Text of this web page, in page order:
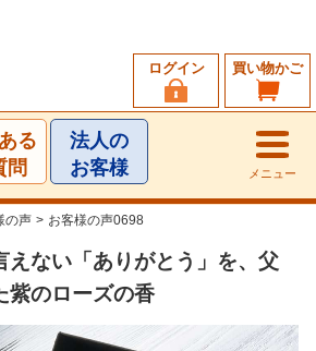
買い物かご
ログイン
る
問
法人の
お客様
メニュー
の声 > お客様の声0698
えない「ありがとう」を、父
紫のローズの香